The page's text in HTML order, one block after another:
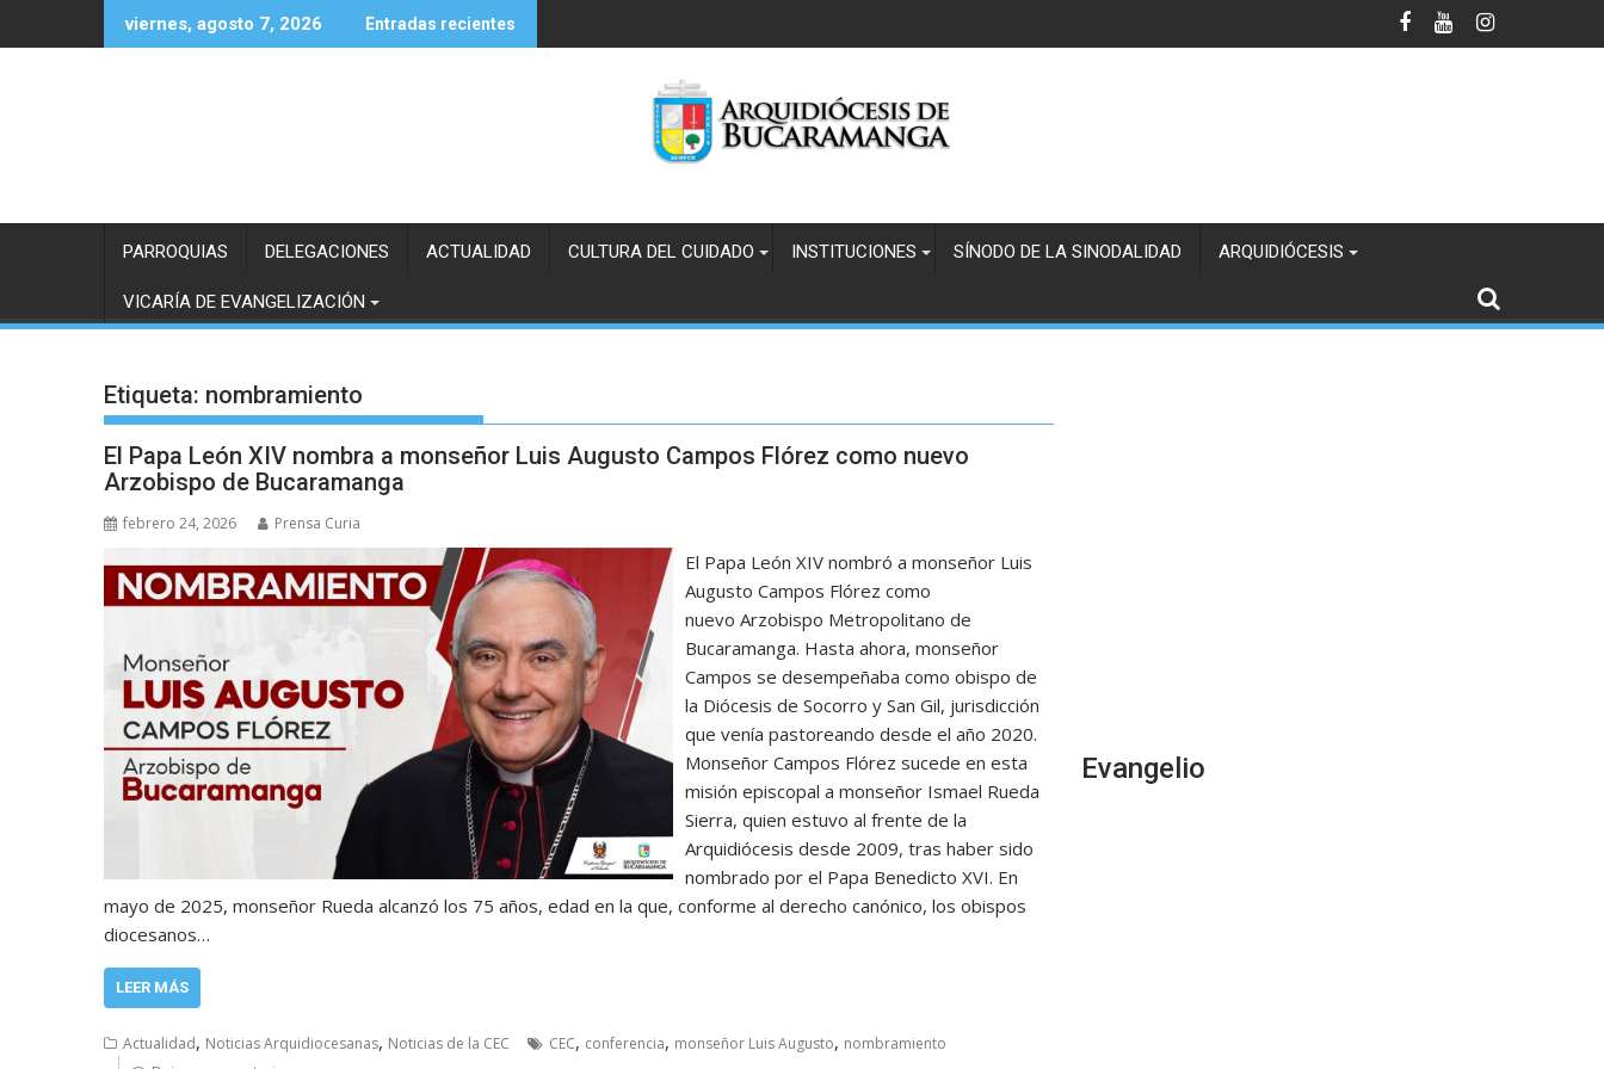
al
viernes, agosto 7, 2026 Entradas recientes
PARROQUIAS DELEGACIONES ACTUALIDAD CULTURA DEL CUIDADO INSTITUCIONES SÍNODO DE LA SINODALIDAD ARQUIDIÓCESIS
VICARÍA DE EVANGELIZACIÓN
Etiqueta: nombramiento
El Papa León XIV nombra a monseñor Luis Augusto Campos Flórez como nuevo
Arzobispo de Bucaramanga
febrero 24, 2026 Prensa Curia
El Papa León XIV nombró a monseñor Luis
Augusto Campos Flórez como
nuevo Arzobispo Metropolitano de
Bucaramanga. Hasta ahora, monseñor
Campos se desempeñaba como obispo de
la Diócesis de Socorro y San Gil, jurisdicción
que venía pastoreando desde el año 2020.
Monseñor Campos Flórez sucede en esta
misión episcopal a monseñor Ismael Rueda
Sierra, quien estuvo al frente de la
Arquidiócesis desde 2009, tras haber sido
nombrado por el Papa Benedicto XVI. En
mayo de 2025, monseñor Rueda alcanzó los 75 años, edad en la que, conforme al derecho canónico, los obispos
diocesanos…
LEER MÁS
Actualidad, Noticias Arquidiocesanas, Noticias de la CEC CEC, conferencia, monseñor Luis Augusto, nombramiento
Evangelio